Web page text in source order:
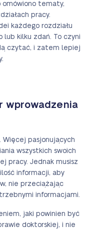
omówiono tematy,
pracy.
każdego rozdziału
lub kilku zdań. To czyni
czytać, i zatem lepiej
wprowadzenia
Więcej pasjonujących
wszystkich swoich
pracy. Jednak musisz
informacji, aby
nie przeciążając
informacjami.
jaki powinien być
doktorskiej, i nie